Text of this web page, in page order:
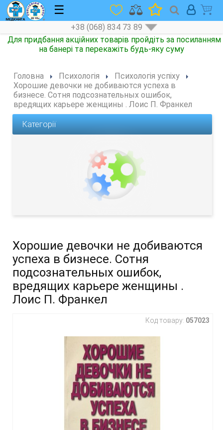
☰
+38 (068) 834 73 89
Головна Психологія
Психологія успіху
Хорошие девочки не добиваются успеха в
бизнесе. Сотня подсознательных ошибок,
вредящих карьере женщины . Лоис П. Франкел
Категорії
Хорошие девочки не добиваются
успеха в бизнесе. Сотня
подсознательных ошибок,
вредящих карьере женщины .
Лоис П. Франкел
Код товару: 057023